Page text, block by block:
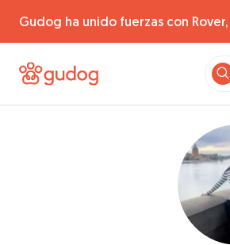
Gudog ha unido fuerzas con Rover,